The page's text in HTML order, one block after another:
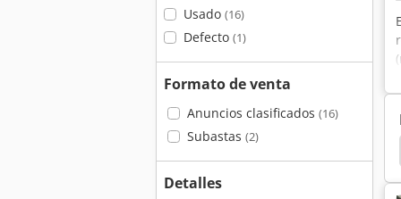
Usado (16)
Defecto (1)
Formato de venta
Anuncios clasificados (16)
Subastas (2)
Detalles